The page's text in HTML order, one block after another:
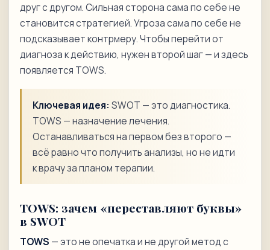
друг с другом. Сильная сторона сама по себе не
становится стратегией. Угроза сама по себе не
подсказывает контрмеру. Чтобы перейти от
диагноза к действию, нужен второй шаг — и здесь
появляется TOWS.
Ключевая идея: SWOT — это диагностика.
TOWS — назначение лечения.
Останавливаться на первом без второго —
всё равно что получить анализы, но не идти
к врачу за планом терапии.
TOWS: зачем «переставляют буквы»
в SWOT
TOWS — это не опечатка и не другой метод с